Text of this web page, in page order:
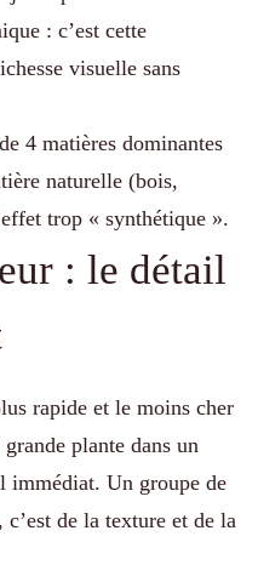
: c’est cette
visuelle sans
4 matières dominantes
naturelle (bois,
trop « synthétique ».
: le détail
rapide et le moins cher
plante dans un
immédiat. Un groupe de
c’est de la texture et de la